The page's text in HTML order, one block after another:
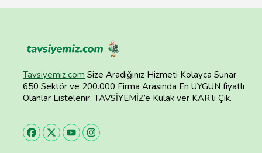
Tavsiyemiz.com Size Aradığınız Hizmeti Kolayca Sunar
650 Sektör ve 200.000 Firma Arasında En UYGUN fiyatlı
Olanlar Listelenir. TAVSİYEMİZ’e Kulak ver KAR’lı Çık.